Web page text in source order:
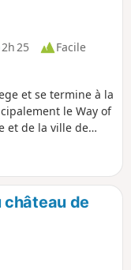
2h 25
Facile
et se termine à la
le Way of
et de la ville de
château de